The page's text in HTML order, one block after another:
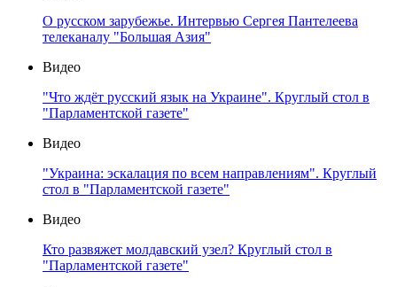
О русском зарубежье. Интервью Сергея Пантелеева
телеканалу "Большая Азия"
Видео
"Что ждёт русский язык на Украине". Круглый стол в
"Парламентской газете"
Видео
"Украина: эскалация по всем направлениям". Круглый
стол в "Парламентской газете"
Видео
Кто развяжет молдавский узел? Круглый стол в
"Парламентской газете"